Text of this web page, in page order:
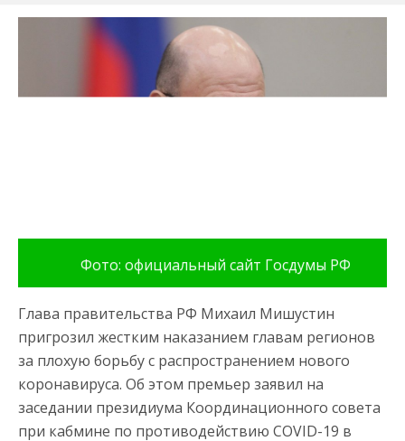
Фото: официальный сайт Госдумы РФ
Глава правительства РФ Михаил Мишустин
пригрозил жестким наказанием главам регионов
за плохую борьбу с распространением нового
коронавируса. Об этом премьер заявил на
заседании президиума Координационного совета
при кабмине по противодействию COVID-19 в